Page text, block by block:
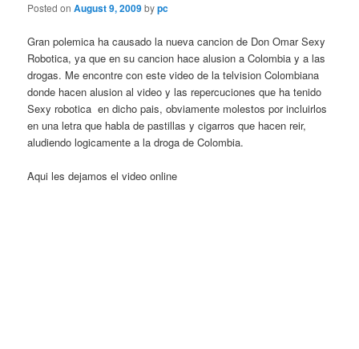
Posted onAugust 9, 2009bypc
Gran polemica ha causado la nueva cancion de Don Omar Sexy
Robotica, ya que en su cancion hace alusion a Colombia y a las
drogas. Me encontre con este video de la telvision Colombiana
donde hacen alusion al video y las repercuciones que ha tenido
Sexy robotica en dicho pais, obviamente molestos por incluirlos
en una letra que habla de pastillas y cigarros que hacen reir,
aludiendo logicamente a la droga de Colombia.
Aqui les dejamos el video online